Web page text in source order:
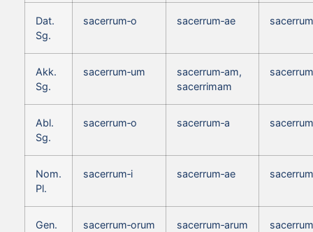
Dat.
Sg.
sacerrum‑o sacerrum‑ae
Akk.
Sg.
sacerrum‑um
sacerrum‑am,
sacerrimam
Abl.
Sg.
sacerrum‑o sacerrum‑a
Nom.
Pl.
sacerrum‑i sacerrum‑ae
Gen.
sacerrum‑orum sacerrum‑arum